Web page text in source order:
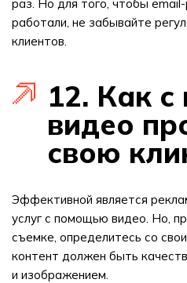
раз. Но для того, чтобы
работали, не забывайте
клиентов.
12. Как
видео
свою
Эффективной является
услуг с помощью видео. Но,
съемке, определитесь со
контент должен быть
и изображением.